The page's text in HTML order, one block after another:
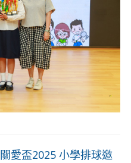
關愛盃2025 小學排球邀